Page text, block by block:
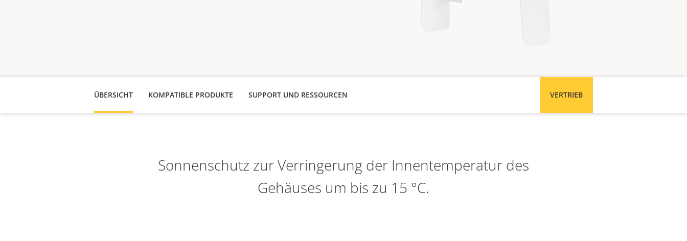
ÜBERSICHT KOMPATIBLE PRODUKTE VERTRIEB
SUPPORT UND RESSOURCEN
Sonnenschutz zur Verringerung der Innentemperatur des
Gehäuses um bis zu 15 °C.